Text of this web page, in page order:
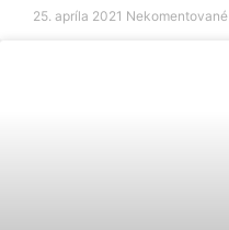
25. apríla 2021 Nekomentované